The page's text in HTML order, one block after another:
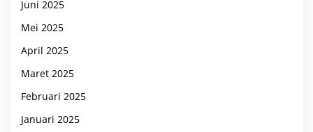
Juni 2025
Mei 2025
April 2025
Maret 2025
Februari 2025
Januari 2025